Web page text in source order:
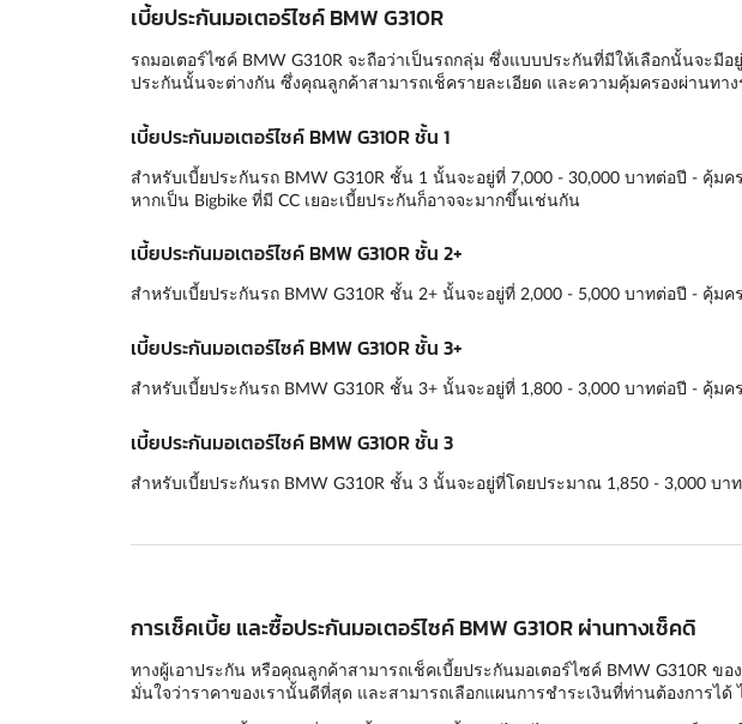
เบี้ยประกันมอเตอร์ไซค์ BMW G310R
รถมอเตอร์ไซค์ BMW G310R จะถือว่าเป็นรถกลุ่ม ซึ่งแบบประกันที่มีให้เลือกนั้นจะมีอ
ประกันนั้นจะต่างกัน ซึ่งคุณลูกค้าสามารถเช็ครายละเอียด และความคุ้มครองผ่านท
เบี้ยประกันมอเตอร์ไซค์ BMW G310R ชั้น 1
สำหรับเบี้ยประกันรถ BMW G310R ชั้น 1 นั้นจะอยู่ที่ 7,000 - 30,000 บาทต่อปี - คุ้ม
หากเป็น Bigbike ที่มี CC เยอะเบี้ยประกันก็อาจจะมากขึ้นเช่นกัน
เบี้ยประกันมอเตอร์ไซค์ BMW G310R ชั้น 2+
สำหรับเบี้ยประกันรถ BMW G310R ชั้น 2+ นั้นจะอยู่ที่ 2,000 - 5,000 บาทต่อปี - คุ้ม
เบี้ยประกันมอเตอร์ไซค์ BMW G310R ชั้น 3+
สำหรับเบี้ยประกันรถ BMW G310R ชั้น 3+ นั้นจะอยู่ที่ 1,800 - 3,000 บาทต่อปี - คุ้ม
เบี้ยประกันมอเตอร์ไซค์ BMW G310R ชั้น 3
สำหรับเบี้ยประกันรถ BMW G310R ชั้น 3 นั้นจะอยู่ที่โดยประมาณ 1,850 - 3,000 บ
การเช็คเบี้ย และซื้อประกันมอเตอร์ไซค์ BMW G310R ผ่านทางเช็คดิ
ทางผู้เอาประกัน หรือคุณลูกค้าสามารถเช็คเบี้ยประกันมอเตอร์ไซค์ BMW G310R ข
มั่นใจว่าราคาของเรานั้นดีที่สุด และสามารถเลือกแผนการชำระเงินที่ท่านต้องการไ